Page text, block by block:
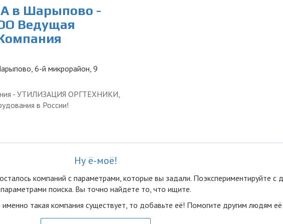
в Шарыпово -
Ведущая
6-й микрорайон, 9
- УТИЛИЗАЦИЯ ОРГТЕХНИКИ,
в России!
Ну ё-моё!
компаний с параметрами, которые вы задали. Поэкспериментируйте с
параметрами поиска. Вы точно найдете то, что ищите.
такая компания существует, то добавьте её! Помогите другим людям